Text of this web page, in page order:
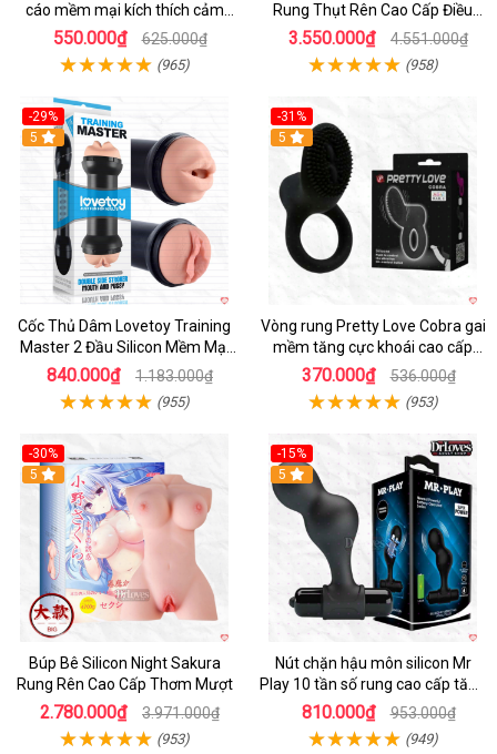
cáo mềm mại kích thích cảm
giác mới
550.000₫ 625.000₫
(965)
Rung Thụt Rên Cao Cấp Điều
Khiển App
3.550.000₫ 4.551.000₫
(958)
-29%
Hot
5
Cốc Thủ Dâm Lovetoy Training
Master 2 Đầu Silicon Mềm Mại
Tiện Lợi
840.000₫ 1.183.000₫
(955)
-31%
5
Vòng rung Pretty Love Cobra gai
mềm tăng cực khoái cao cấp
chính hãng
370.000₫ 536.000₫
(953)
-30%
Hot
5
Búp Bê Silicon Night Sakura
Rung Rên Cao Cấp Thơm Mượt
2.780.000₫ 3.971.000₫
(953)
-15%
Hot
5
Nút chặn hậu môn silicon Mr
Play 10 tần số rung cao cấp tăng
khoái cảm
810.000₫ 953.000₫
(949)